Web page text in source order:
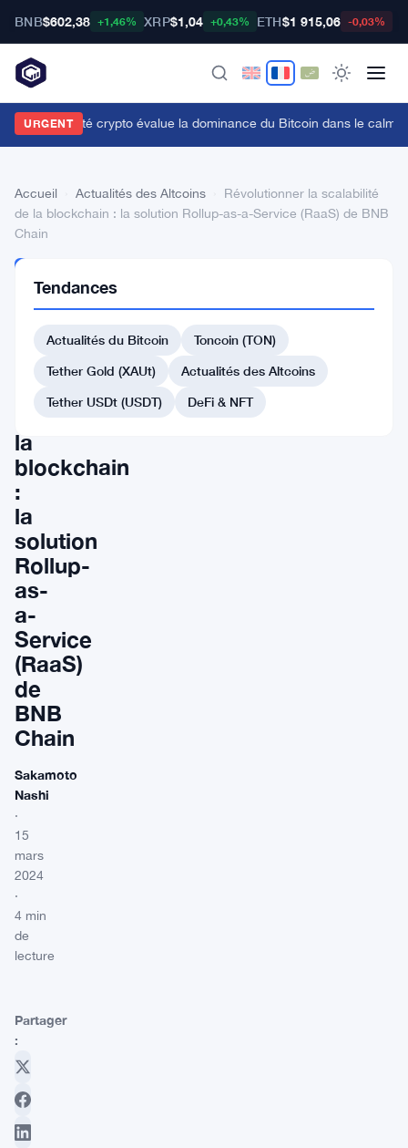
BNB$602,38 +1,46% XRP$1,04 +0,43% ETH$1 915,06 -0,03%
URGENT
communauté crypto évalue la dominance du Bitcoin dans le calme
Accueil Actualités des Altcoins
Révolutionner la scalabilité
de la blockchain : la solution Rollup-as-a-Service (RaaS) de BNB
Chain
DES
ALTCOINS
Révolutionner
scalabilité
la
blockchain
:
la
solution
Rollup-
as-
a-
Service
(RaaS)
de
BNB
Chain
Sakamoto
Nashi
·
15
mars
2024
·
4 min
de
lecture
Partager
:
Tendances
Actualités du Bitcoin
Toncoin (TON)
Tether Gold (XAUt)
Actualités des Altcoins
Tether USDt (USDT)
DeFi & NFT